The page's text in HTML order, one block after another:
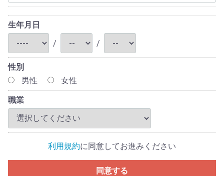
生年月日
/
/
性別
男性
女性
職業
利用規約に同意してお進みください
同意する